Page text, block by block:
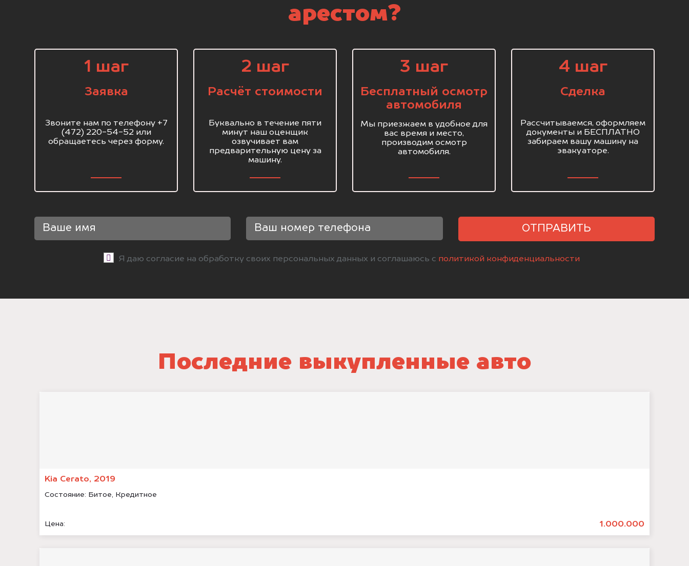
арестом?
1 шаг
Заявка
Звоните нам по телефону +7
(472) 220-54-52 или
обращаетесь через форму.
2 шаг
Расчёт стоимости
Буквально в течение пяти
минут наш оценщик
озвучивает вам
предварительную цену за
машину.
3 шаг
Бесплатный осмотр
автомобиля
Мы приезжаем в удобное для
вас время и место,
производим осмотр
автомобиля.
4 шаг
Сделка
Рассчитываемся, оформляем
документы и БЕСПЛАТНО
забираем вашу машину на
эвакуаторе.
ОТПРАВИТЬ
Я даю согласие на обработку своих персональных данных и соглашаюсь с политикой конфиденциальности
Последние выкупленные авто
Kia Cerato, 2019
Состояние: Битое, Кредитное
Цена: 1.000.000